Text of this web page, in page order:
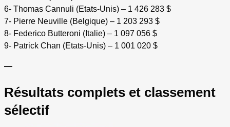
6- Thomas Cannuli (Etats-Unis) – 1 426 283 $
7- Pierre Neuville (Belgique) – 1 203 293 $
8- Federico Butteroni (Italie) – 1 097 056 $
9- Patrick Chan (Etats-Unis) – 1 001 020 $
—
Résultats complets et classement
sélectif